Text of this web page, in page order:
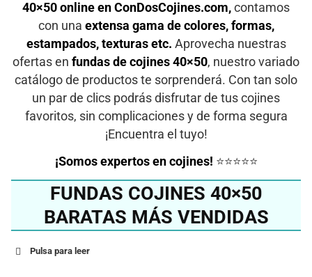
40×50 online en ConDosCojines.com, contamos
con una extensa gama de colores, formas,
estampados, texturas etc. Aprovecha nuestras
ofertas en fundas de cojines 40×50, nuestro variado
catálogo de productos te sorprenderá. Con tan solo
un par de clics podrás disfrutar de tus cojines
favoritos, sin complicaciones y de forma segura
¡Encuentra el tuyo!
¡Somos expertos en cojines! ⭐⭐⭐⭐⭐
FUNDAS COJINES 40×50
BARATAS MÁS VENDIDAS
Pulsa para leer